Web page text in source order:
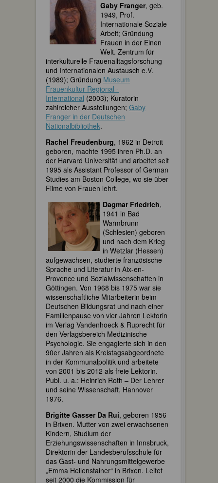
Gaby Franger, geb.
1949, Prof.
Internationale Soziale
Arbeit; Gründung
Frauen in der Einen
Welt. Zentrum für
interkulturelle Frauenalltagsforschung
und Internationalen Austausch e.V.
(1989); Gründung Museum
Frauenkultur Regional ­
International (2003); Kuratorin
zahlreicher Ausstellungen; Gaby
Franger in der Deutschen
Nationalbibliothek.
Rachel Freudenburg, 1962 in Detroit
geboren, machte 1995 ihren Ph.D. an
der Harvard Universität und arbeitet seit
1995 als Assistant Professor of German
Studies am Boston College, wo sie über
Filme von Frauen lehrt.
Dagmar Friedrich,
1941 in Bad
Warmbrunn
(Schlesien) geboren
und nach dem Krieg
in Wetzlar (Hessen)
aufgewachsen, studierte französische
Sprache und Literatur in Aix-en-
Provence und Sozialwissenschaften in
Göttingen. Von 1968 bis 1975 war sie
wissenschaftliche Mitarbeiterin beim
Deutschen Bildungsrat und nach einer
Familienpause von vier Jahren Lektorin
im Verlag Vandenhoeck & Ruprecht für
den Verlagsbereich Medizinische
Psychologie. Sie engagierte sich in den
90er Jahren als Kreistagsabgeordnete
in der Kommunalpolitik und arbeitete
von 2001 bis 2012 als freie Lektorin.
Publ. u. a.: Heinrich Roth – Der Lehrer
und seine Wissenschaft, Hannover
1976.
Brigitte Gasser Da Rui, geboren 1956
in Brixen. Mutter von zwei erwachsenen
Kindern, Studium der
Erziehungswissenschaften in Innsbruck,
Direktorin der Landesberufsschule für
das Gast- und Nahrungsmittelgewerbe
„Emma Hellenstainer“ in Brixen. Leitet
seit 2000 die Kommission für